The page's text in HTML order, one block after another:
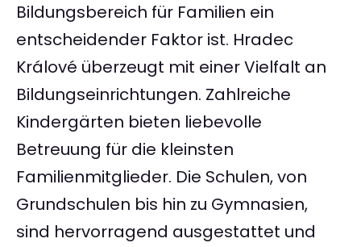
Bildungsbereich für Familien ein
entscheidender Faktor ist. Hradec
Králové überzeugt mit einer Vielfalt an
Bildungseinrichtungen. Zahlreiche
Kindergärten bieten liebevolle
Betreuung für die kleinsten
Familienmitglieder. Die Schulen, von
Grundschulen bis hin zu Gymnasien,
sind hervorragend ausgestattet und